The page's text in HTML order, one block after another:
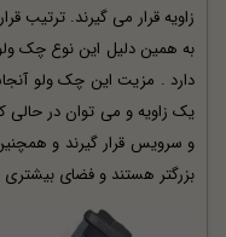
دارد . مزیت این چک ولو
یک زاویه و می توان در
بزرگتر هستند و فضای